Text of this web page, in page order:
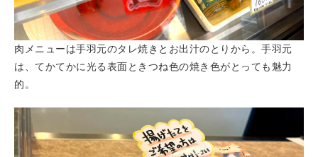
肉メニューは手羽元のタレ焼きとお出汁のとりから。手羽元
は、てかてかに光る表面ときつね色の焼き色がとっても魅力
的。